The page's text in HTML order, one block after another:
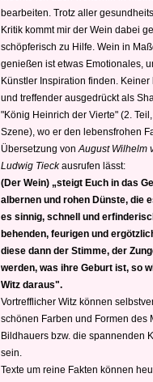
bearbeiten. Trotz aller
Kritik kommt mir der Wein dabei
schöpferisch zu Hilfe. Wein in
genießen ist etwas Emotionales,
Künstler Inspiration finden.
und treffender ausgedrückt als
"König Heinrich der Vierte" (2. Teil,
Szene), wo er den lebensfrohen
Übersetzung von August Wilhelm
Ludwig Tieckausrufen lässt:
(Der Wein) „steigt Euch in das
albernen und rohen Dünste, die
es sinnig, schnell und
behenden, feurigen und
diese dann der Stimme, der
werden, was ihre Geburt ist, so
Witz daraus".
Vortrefflicher Witz können
schönen Farben und Formen des
Bildhauers bzw. die spannenden
sein.
Texte um reine Fakten können